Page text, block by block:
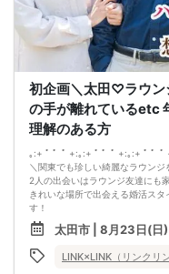
プロフィールシートを全員の異
す！
女性は着席したままで、男性が
トークタイムは、5分～10分（人
あまり硬くならず、いつもの自
お仕事の話、趣味の話などでお互
うか…
初企画＼太田♡ラウン
の手が離れているetc
理解のある方
｡:+ ﾟ ゜ﾟ +:｡:+ ﾟ ゜ﾟ +:｡:+ ﾟ ゜ﾟ
＼関東でも珍しい綺麗なラウンジ
2人の出会いはラウンジ友達にも
きれいな場所で出会える婚活ス
す！
＼ 直接は聞きくい、気になる条件
①子供と一緒に住んでいない
➁ 義両親の面倒など
相手には負担をかけない配慮をす
太田市 | 8月23日(日
LINK×LINK（リンクリン